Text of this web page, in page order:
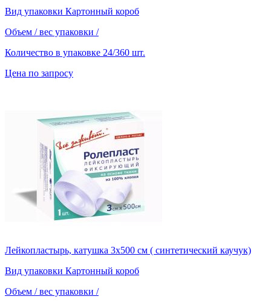
Вид упаковки Картонный короб
Объем / вес упаковки /
Количество в упаковке 24/360 шт.
Цена по запросу
Лейкопластырь, катушка 3х500 см ( синтетический каучук)
Вид упаковки Картонный короб
Объем / вес упаковки /